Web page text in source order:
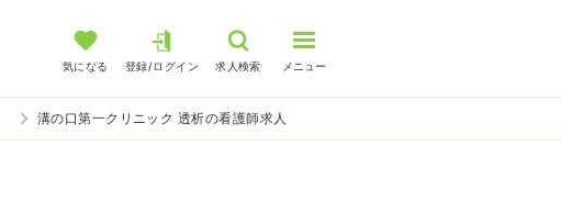
気になる 登録/ログイン 求人検索 メニュー
溝の口第一クリニック 透析の看護師求人